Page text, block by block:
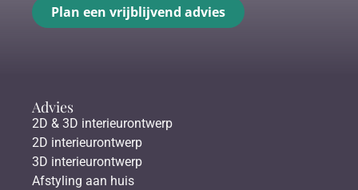
Plan een vrijblijvend advies
Advies
2D & 3D interieurontwerp
2D interieurontwerp
3D interieurontwerp
Afstyling aan huis